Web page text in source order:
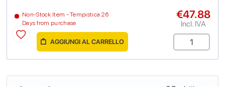
Non-Stock Item - Tempistica 26
Days from purchase
€47.88
Incl. IVA
AGGIUNGI AL CARRELLO